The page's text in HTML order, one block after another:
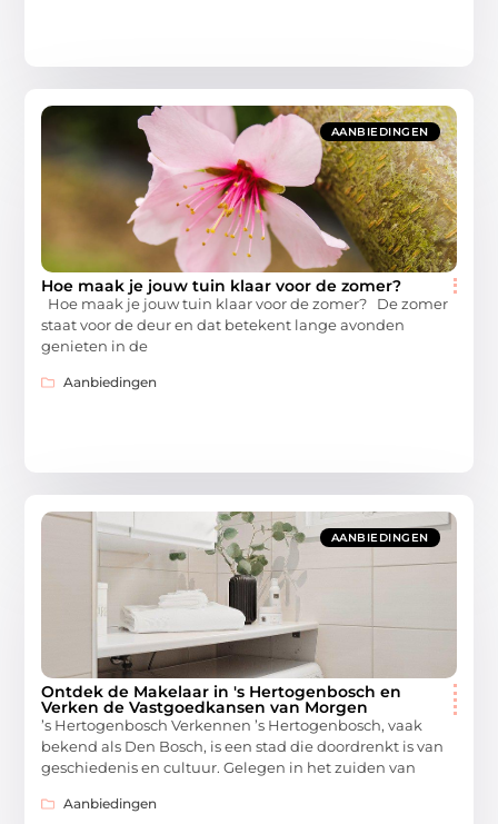
AANBIEDINGEN
Hoe maak je jouw tuin klaar voor de zomer?
Hoe maak je jouw tuin klaar voor de zomer? De zomer
staat voor de deur en dat betekent lange avonden
genieten in de
Aanbiedingen
AANBIEDINGEN
Ontdek de Makelaar in 's Hertogenbosch en
Verken de Vastgoedkansen van Morgen
’s Hertogenbosch Verkennen ’s Hertogenbosch, vaak
bekend als Den Bosch, is een stad die doordrenkt is van
geschiedenis en cultuur. Gelegen in het zuiden van
Aanbiedingen